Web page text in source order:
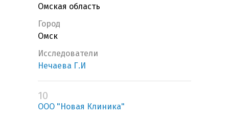
Омская область
Город
Омск
Исследователи
Нечаева Г.И
10
ООО "Новая Клиника"